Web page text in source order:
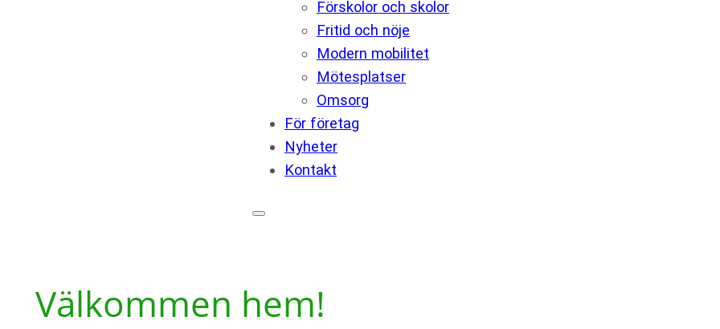
Förskolor och skolor
Fritid och nöje
Modern mobilitet
Mötesplatser
Omsorg
För företag
Nyheter
Kontakt
Välkommen hem!